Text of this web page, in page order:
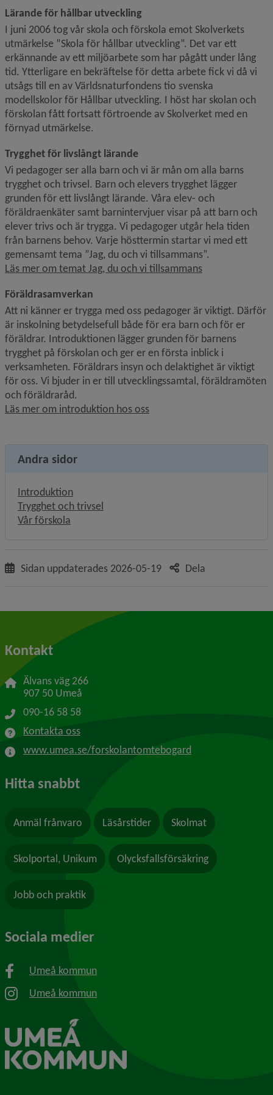
Lärande för hållbar utveckling
I juni 2006 tog vår skola och förskola emot Skolverkets
utmärkelse Skola för hållbar utveckling . Det var ett
erkännande av ett miljöarbete som har pågått under lång
tid. Ytterligare en bekräftelse för detta arbete fick vi då vi
utsågs till en av Världsnaturfondens tio svenska
modellskolor för Hållbar utveckling. I höst har skolan och
förskolan fått fortsatt förtroende av Skolverket med en
förnyad utmärkelse.
Trygghet för livslångt lärande
Vi pedagoger ser alla barn och vi är mån om alla barns
trygghet och trivsel. Barn och elevers trygghet lägger
grunden för ett livslångt lärande. Våra elev- och
föräldraenkäter samt barnintervjuer visar på att barn och
elever trivs och är trygga. Vi pedagoger utgår hela tiden
från barnens behov. Varje hösttermin startar vi med ett
gemensamt tema ”Jag, du och vi tillsammans”.
Läs mer om temat Jag, du och vi tillsammans
Föräldrasamverkan
Att ni känner er trygga med oss pedagoger är viktigt. Därför
är inskolning betydelsefull både för era barn och för er
föräldrar. Introduktionen lägger grunden för barnens
trygghet på förskolan och ger er en första inblick i
verksamheten. Föräldrars insyn och delaktighet är viktigt
för oss. Vi bjuder in er till utvecklingssamtal, föräldramöten
och föräldraråd.
Läs mer om introduktion hos oss
Andra sidor
Introduktion
Trygghet och trivsel
Vår förskola
Sidan uppdaterades 2026-05-19 Dela
Kontakt
Älvans väg 266
907 50 Umeå
090-16 58 58
Kontakta oss
www.umea.se/forskolantomtebogard
Hitta snabbt
Anmäl frånvaro Läsårstider Skolmat
Skolportal, Unikum Olycksfallsförsäkring
Jobb och praktik
Sociala medier
Umeå kommun
Umeå kommun